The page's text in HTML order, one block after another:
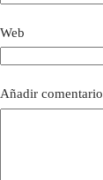
Web
Añadir comentario